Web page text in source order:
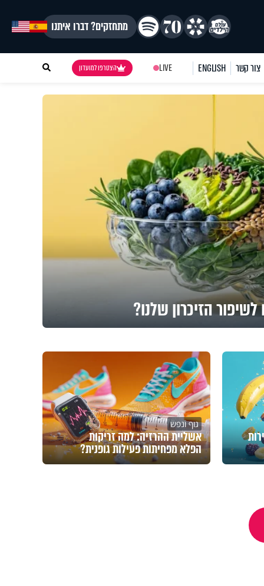
מתחזקים? דברו איתנו
צור קשר ENGLISH
LIVE הצטרפו למועדון
הזיכרון שלנו?
גוף ונפש
אשליית ההרזיה: למה זריקות
הפלא מפחיתות פעילות גופנית?